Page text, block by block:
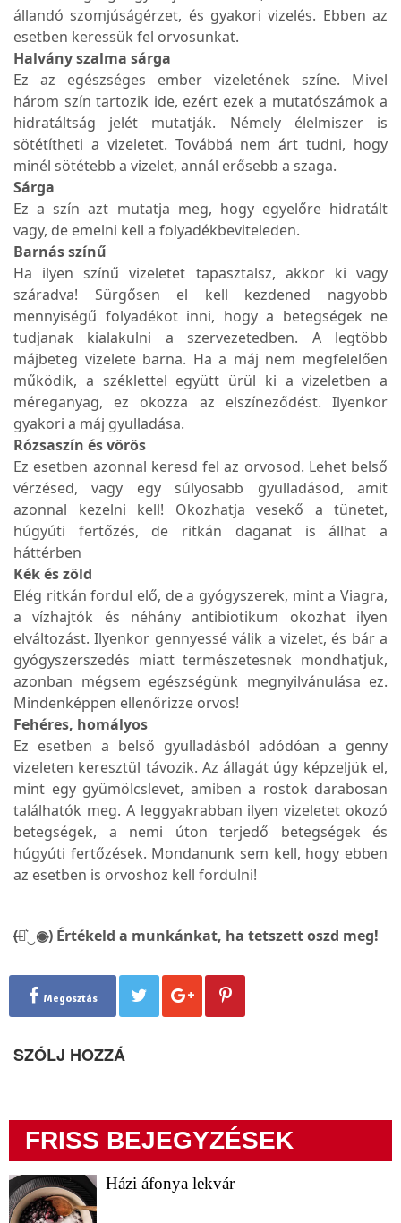
állandó szomjúságérzet, és gyakori vizelés. Ebben az
esetben keressük fel orvosunkat.
Halvány szalma sárga
Ez az egészséges ember vizeletének színe. Mivel
három szín tartozik ide, ezért ezek a mutatószámok a
hidratáltság jelét mutatják. Némely élelmiszer is
sötétítheti a vizeletet. Továbbá nem árt tudni, hogy
minél sötétebb a vizelet, annál erősebb a szaga.
Sárga
Ez a szín azt mutatja meg, hogy egyelőre hidratált
vagy, de emelni kell a folyadékbeviteleden.
Barnás színű
Ha ilyen színű vizeletet tapasztalsz, akkor ki vagy
száradva! Sürgősen el kell kezdened nagyobb
mennyiségű folyadékot inni, hogy a betegségek ne
tudjanak kialakulni a szervezetedben. A legtöbb
májbeteg vizelete barna. Ha a máj nem megfelelően
működik, a széklettel együtt ürül ki a vizeletben a
méreganyag, ez okozza az elszíneződést. Ilyenkor
gyakori a máj gyulladása.
Rózsaszín és vörös
Ez esetben azonnal keresd fel az orvosod. Lehet belső
vérzésed, vagy egy súlyosabb gyulladásod, amit
azonnal kezelni kell! Okozhatja vesekő a tünetet,
húgyúti fertőzés, de ritkán daganat is állhat a
háttérben
Kék és zöld
Elég ritkán fordul elő, de a gyógyszerek, mint a Viagra,
a vízhajtók és néhány antibiotikum okozhat ilyen
elváltozást. Ilyenkor gennyessé válik a vizelet, és bár a
gyógyszerszedés miatt természetesnek mondhatjuk,
azonban mégsem egészségünk megnyilvánulása ez.
Mindenképpen ellenőrizze orvos!
Fehéres, homályos
Ez esetben a belső gyulladásból adódóan a genny
vizeleten keresztül távozik. Az állagát úgy képzeljük el,
mint egy gyümölcslevet, amiben a rostok darabosan
találhatók meg. A leggyakrabban ilyen vizeletet okozó
betegségek, a nemi úton terjedő betegségek és
húgyúti fertőzések. Mondanunk sem kell, hogy ebben
az esetben is orvoshoz kell fordulni!
(̶◉͛‿◉̶) Értékeld a munkánkat, ha tetszett oszd meg!
Megosztás
SZÓLJ HOZZÁ
FRISS BEJEGYZÉSEK
Házi áfonya lekvár